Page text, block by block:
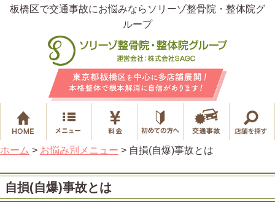
板橋区で交通事故にお悩みならソリーゾ整骨院・整体院グ
ループ
ホーム > お悩み別メニュー > 自損(自爆)事故とは
自損(自爆)事故とは